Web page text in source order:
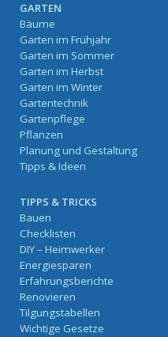
GARTEN
Bäume
Garten im Frühjahr
Garten im Sommer
Garten im Herbst
Garten im Winter
Gartentechnik
Gartenpflege
Pflanzen
Planung und Gestaltung
Tipps & Ideen
TIPPS & TRICKS
Bauen
Checklisten
DIY – Heimwerker
Energiesparen
Erfahrungsberichte
Renovieren
Tilgungstabellen
Wichtige Gesetze